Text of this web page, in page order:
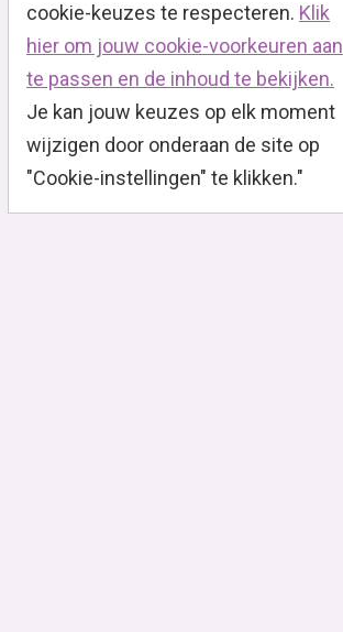
cookie-keuzes te respecteren. Klik
hier om jouw cookie-voorkeuren aan
te passen en de inhoud te bekijken.
Je kan jouw keuzes op elk moment
wijzigen door onderaan de site op
"Cookie-instellingen" te klikken."